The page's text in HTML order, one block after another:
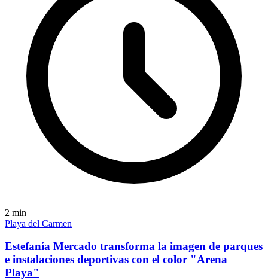
2 min
Playa del Carmen
Estefanía Mercado transforma la imagen de parques
e instalaciones deportivas con el color "Arena
Playa"